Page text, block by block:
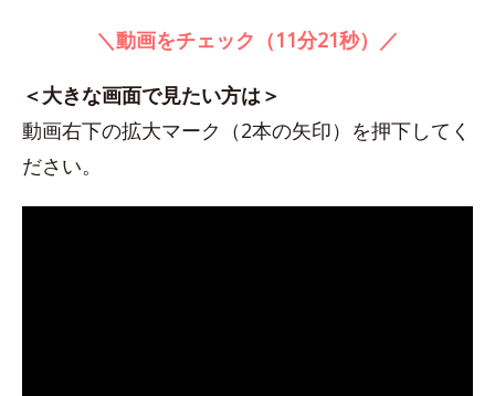
＼動画をチェック（11分21秒）／
＜大きな画面で見たい方は＞
動画右下の拡大マーク（2本の矢印）を押下してく
ださい。